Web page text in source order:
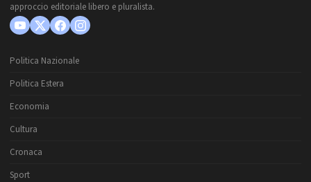
approccio editoriale libero e pluralista.
Politica Nazionale
Politica Estera
Economia
Cultura
Cronaca
Sport